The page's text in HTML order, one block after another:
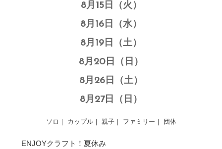
8月15日（火）
8月16日（水）
8月19日（土）
8月20日（日）
8月26日（土）
8月27日（日）
ソロ｜ カップル｜ 親子｜ ファミリー｜ 団体
ENJOYクラフト！夏休み